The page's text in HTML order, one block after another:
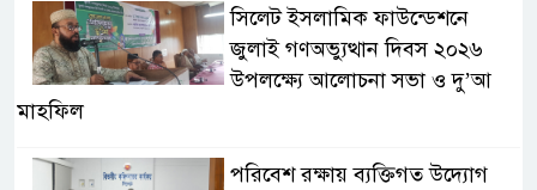
সিলেট ইসলামিক ফাউন্ডেশনে
জুলাই গণঅভ্যুত্থান দিবস ২০২৬
উপলক্ষ্যে আলোচনা সভা ও দু’আ
মাহফিল
পরিবেশ রক্ষায় ব্যক্তিগত উদ্যোগ